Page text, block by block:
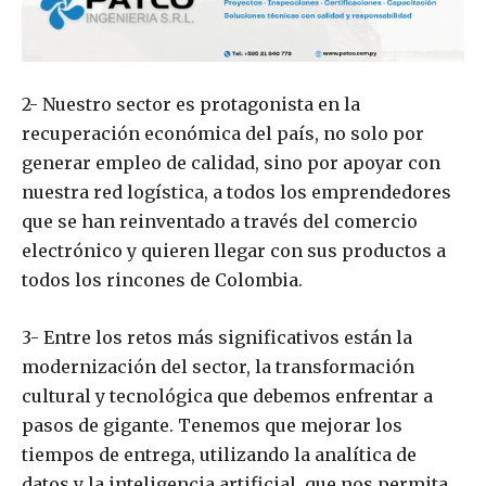
2- Nuestro sector es protagonista en la
recuperación económica del país, no solo por
generar empleo de calidad, sino por apoyar con
nuestra red logística, a todos los emprendedores
que se han reinventado a través del comercio
electrónico y quieren llegar con sus productos a
todos los rincones de Colombia.
3- Entre los retos más significativos están la
modernización del sector, la transformación
cultural y tecnológica que debemos enfrentar a
pasos de gigante. Tenemos que mejorar los
tiempos de entrega, utilizando la analítica de